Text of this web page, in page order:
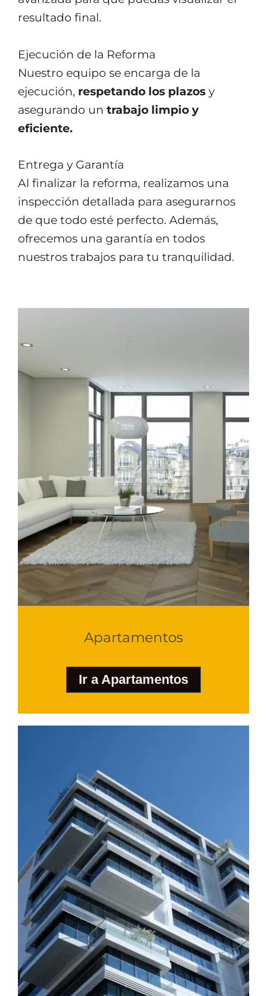
resultado final.
Ejecución de la Reforma
Nuestro equipo se encarga de la
ejecución, respetando los plazos y
asegurando un trabajo limpio y
eficiente.
Entrega y Garantía
Al finalizar la reforma, realizamos una
inspección detallada para asegurarnos
de que todo esté perfecto. Además,
ofrecemos una garantía en todos
nuestros trabajos para tu tranquilidad.
Apartamentos
Ir a Apartamentos